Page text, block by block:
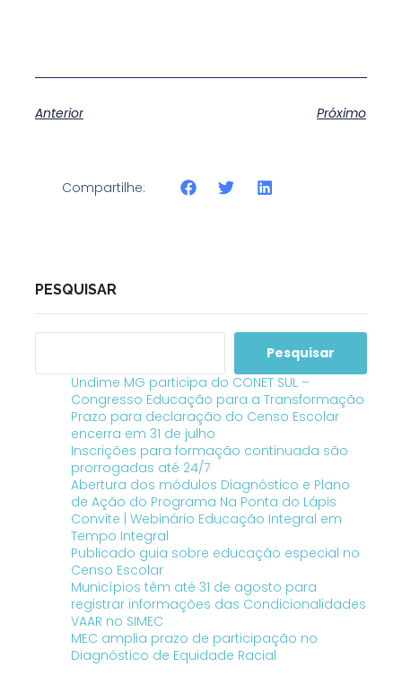
Anterior Próximo
Compartilhe:
PESQUISAR
Pesquisar
Undime MG participa do CONET SUL –
Congresso Educação para a Transformação
Prazo para declaração do Censo Escolar
encerra em 31 de julho
Inscrições para formação continuada são
prorrogadas até 24/7
Abertura dos módulos Diagnóstico e Plano
de Ação do Programa Na Ponta do Lápis
Convite | Webinário Educação Integral em
Tempo Integral
Publicado guia sobre educação especial no
Censo Escolar
Municípios têm até 31 de agosto para
registrar informações das Condicionalidades
VAAR no SIMEC
MEC amplia prazo de participação no
Diagnóstico de Equidade Racial